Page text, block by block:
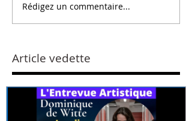
Rédigez un commentaire...
Article vedette